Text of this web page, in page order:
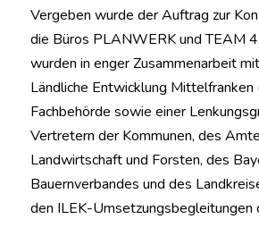
Vergeben wurde der Auftrag zur
die Büros PLANWERK und TEAM
wurden in enger Zusammenarbeit
Ländliche Entwicklung Mittelfranken
Fachbehörde sowie einer
Vertretern der Kommunen, des
Landwirtschaft und Forsten, des
Bauernverbandes und des
den ILEK-Umsetzungsbegleitungen